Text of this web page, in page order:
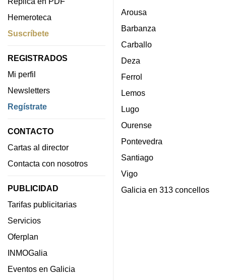
Hemeroteca
Suscríbete
REGISTRADOS
Mi perfil
Newsletters
Regístrate
CONTACTO
Cartas al director
Contacta con nosotros
PUBLICIDAD
Tarifas publicitarias
Servicios
Oferplan
INMOGalia
Eventos en Galicia
Arousa
Barbanza
Carballo
Deza
Ferrol
Lemos
Lugo
Ourense
Pontevedra
Santiago
Vigo
Galicia en 313 concellos